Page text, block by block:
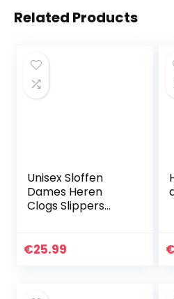
Related Products
Unisex Sloffen
Dames Heren
Clogs Slippers
Mesh Antislip
€25.99